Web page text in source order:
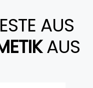
AUS
AUS